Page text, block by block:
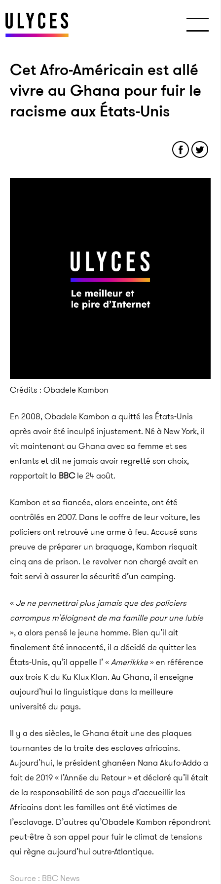
Cet Afro-Américain est allé
vivre au Ghana pour fuir le
racisme aux États-Unis
Crédits : Obadele Kambon
En 2008, Obadele Kambon a quitté les États-Unis
après avoir été inculpé injustement. Né à New York, il
vit maintenant au Ghana avec sa femme et ses
enfants et dit ne jamais avoir regretté son choix,
rapportait la BBC le 24 août.
Kambon et sa fiancée, alors enceinte, ont été
contrôlés en 2007. Dans le coffre de leur voiture, les
policiers ont retrouvé une arme à feu. Accusé sans
preuve de préparer un braquage, Kambon risquait
cinq ans de prison. Le revolver non chargé avait en
fait servi à assurer la sécurité d’un camping.
« Je ne permettrai plus jamais que des policiers
corrompus m’éloignent de ma famille pour une lubie
», a alors pensé le jeune homme. Bien qu’il ait
finalement été innocenté, il a décidé de quitter les
États-Unis, qu’il appelle l’ «Amerikkke» en référence
aux trois K du Ku Klux Klan. Au Ghana, il enseigne
aujourd’hui la linguistique dans la meilleure
université du pays.
Il y a des siècles, le Ghana était une des plaques
tournantes de la traite des esclaves africains.
Aujourd’hui, le président ghanéen Nana Akufo-Addo a
fait de 2019 « l’Année du Retour » et déclaré qu’il était
de la responsabilité de son pays d’accueillir les
Africains dont les familles ont été victimes de
l’esclavage. D’autres qu’Obadele Kambon répondront
peut-être à son appel pour fuir le climat de tensions
qui règne aujourd’hui outre-Atlantique.
Source : BBC News